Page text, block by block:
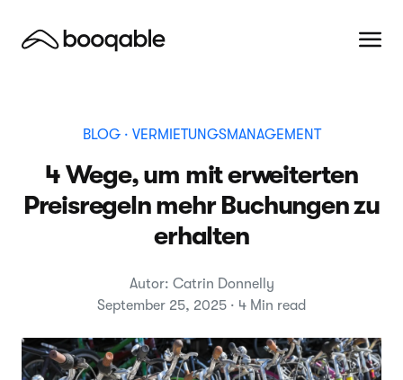
BLOG· VERMIETUNGSMANAGEMENT
4 Wege, um mit erweiterten
Preisregeln mehr Buchungen zu
erhalten
Autor: Catrin Donnelly
September 25, 2025 · 4 Min read